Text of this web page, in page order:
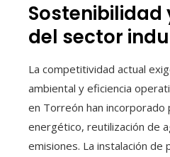
Sostenibilidad
del sector
La competitividad actual
ambiental y eficiencia
en Torreón han
energético, reutilización de
emisiones. La instalación de